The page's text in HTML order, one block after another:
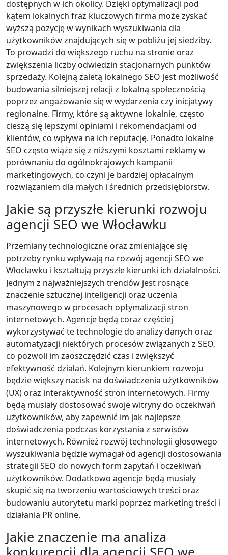
dostępnych w ich okolicy. Dzięki optymalizacji pod
kątem lokalnych fraz kluczowych firma może zyskać
wyższą pozycję w wynikach wyszukiwania dla
użytkowników znajdujących się w pobliżu jej siedziby.
To prowadzi do większego ruchu na stronie oraz
zwiększenia liczby odwiedzin stacjonarnych punktów
sprzedaży. Kolejną zaletą lokalnego SEO jest możliwość
budowania silniejszej relacji z lokalną społecznością
poprzez angażowanie się w wydarzenia czy inicjatywy
regionalne. Firmy, które są aktywne lokalnie, często
cieszą się lepszymi opiniami i rekomendacjami od
klientów, co wpływa na ich reputację. Ponadto lokalne
SEO często wiąże się z niższymi kosztami reklamy w
porównaniu do ogólnokrajowych kampanii
marketingowych, co czyni je bardziej opłacalnym
rozwiązaniem dla małych i średnich przedsiębiorstw.
Jakie są przyszłe kierunki rozwoju
agencji SEO we Włocławku
Przemiany technologiczne oraz zmieniające się
potrzeby rynku wpływają na rozwój agencji SEO we
Włocławku i kształtują przyszłe kierunki ich działalności.
Jednym z najważniejszych trendów jest rosnące
znaczenie sztucznej inteligencji oraz uczenia
maszynowego w procesach optymalizacji stron
internetowych. Agencje będą coraz częściej
wykorzystywać te technologie do analizy danych oraz
automatyzacji niektórych procesów związanych z SEO,
co pozwoli im zaoszczędzić czas i zwiększyć
efektywność działań. Kolejnym kierunkiem rozwoju
będzie większy nacisk na doświadczenia użytkowników
(UX) oraz interaktywność stron internetowych. Firmy
będą musiały dostosować swoje witryny do oczekiwań
użytkowników, aby zapewnić im jak najlepsze
doświadczenia podczas korzystania z serwisów
internetowych. Również rozwój technologii głosowego
wyszukiwania będzie wymagał od agencji dostosowania
strategii SEO do nowych form zapytań i oczekiwań
użytkowników. Dodatkowo agencje będą musiały
skupić się na tworzeniu wartościowych treści oraz
budowaniu autorytetu marki poprzez marketing treści i
działania PR online.
Jakie znaczenie ma analiza